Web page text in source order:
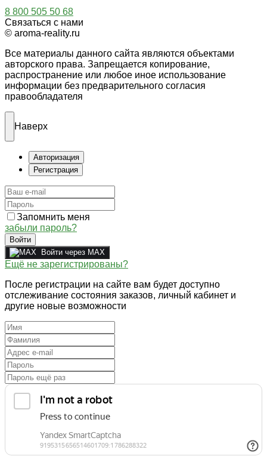
8 800 505 50 68
Связаться с нами
© aroma-reality.ru
Все материалы данного сайта являются объектами
авторского права. Запрещается копирование,
распространение или любое иное использование
информации без предварительного согласия
правообладателя
Наверх
Авторизация
Регистрация
Запомнить меня
забыли пароль?
Войти
Войти через MAX
Ещё не зарегистрированы?
После регистрации на сайте вам будет доступно
отслеживание состояния заказов, личный кабинет и
другие новые возможности